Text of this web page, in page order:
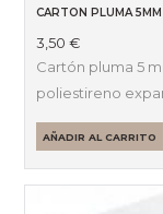
CARTON PLUMA
3,50€
Cartón pluma 5
poliestireno
AÑADIR AL CARRITO